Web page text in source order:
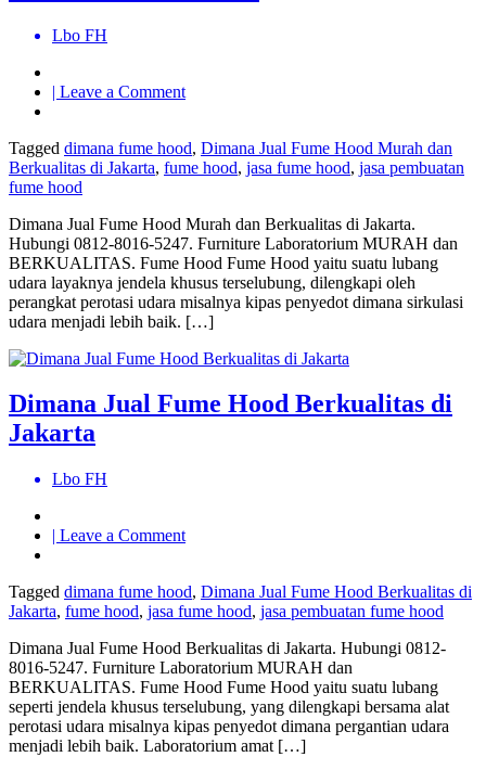
Lbo FH
| Leave a Commenton
Fume
Hood
Berkualitas
di
Jakarta
Tagged dimana fume hood, Dimana Jual Fume Hood Murah dan
Berkualitas di Jakarta, fume hood, jasa fume hood, jasa pembuatan
fume hood
Dimana Jual Fume Hood Murah dan Berkualitas di Jakarta.
Hubungi 0812-8016-5247. Furniture Laboratorium MURAH dan
BERKUALITAS. Fume Hood Fume Hood yaitu suatu lubang
udara layaknya jendela khusus terselubung, dilengkapi oleh
perangkat perotasi udara misalnya kipas penyedot dimana sirkulasi
udara menjadi lebih baik. […]
Dimana Jual Fume Hood Berkualitas di
Jakarta
Lbo FH
| Leave a Commenton
Fume
Hood
di
Jakarta
Tagged dimana fume hood, Dimana Jual Fume Hood Berkualitas di
Jakarta, fume hood, jasa fume hood, jasa pembuatan fume hood
Dimana Jual Fume Hood Berkualitas di Jakarta. Hubungi 0812-
8016-5247. Furniture Laboratorium MURAH dan
BERKUALITAS. Fume Hood Fume Hood yaitu suatu lubang
seperti jendela khusus terselubung, yang dilengkapi bersama alat
perotasi udara misalnya kipas penyedot dimana pergantian udara
menjadi lebih baik. Laboratorium amat […]